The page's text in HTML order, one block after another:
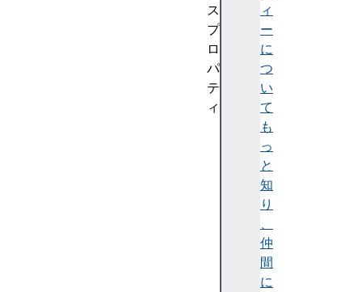
ィ
ー
に
つ
い
て
も
っ
と
知
り
、
仲
間
に
ス
プ
ロ
パ
テ
ィ